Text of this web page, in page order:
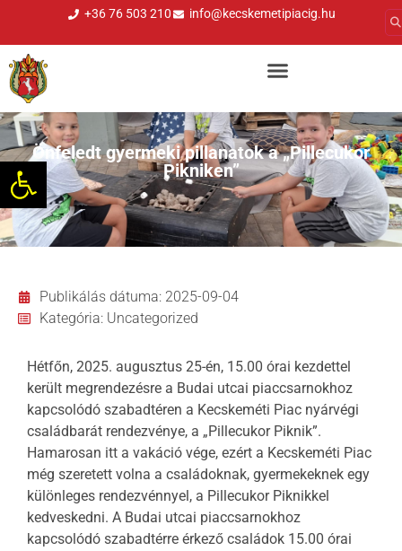
Eszköztár megnyitása
+36 76 503 210 info@kecskemetipiacig.hu
Önfeledt gyermeki pillanatok a „Pillecukor
Pikniken”
Publikálás dátuma: 2025-09-04
Kategória: Uncategorized
Hétfőn, 2025. augusztus 25-én, 15.00 órai kezdettel
került megrendezésre a Budai utcai piaccsarnokhoz
kapcsolódó szabadtéren a Kecskeméti Piac nyárvégi
családbarát rendezvénye, a „Pillecukor Piknik”.
Hamarosan itt a vakáció vége, ezért a Kecskeméti Piac
még szeretett volna a családoknak, gyermekeknek egy
különleges rendezvénnyel, a Pillecukor Piknikkel
kedveskedni. A Budai utcai piaccsarnokhoz
kapcsolódó szabadtérre érkező családok 15.00 órai